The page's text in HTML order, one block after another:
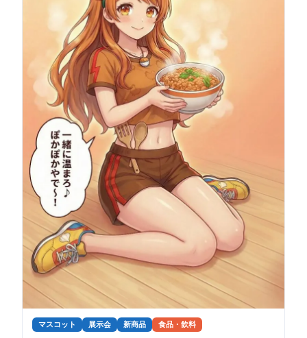
マスコット 展示会 新商品 食品・飲料